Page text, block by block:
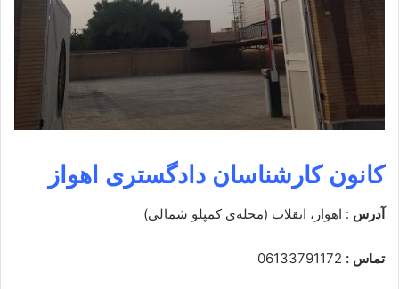
کانون کارشناسان دادگستری اهواز
آدرس : اهواز، انقلاب (محله‌ی کمپلو شمالی)
تماس :